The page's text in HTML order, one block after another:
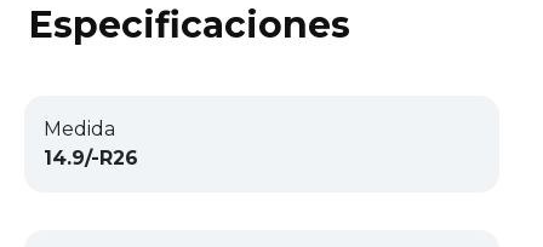
Especificaciones
Medida
14.9/-R26